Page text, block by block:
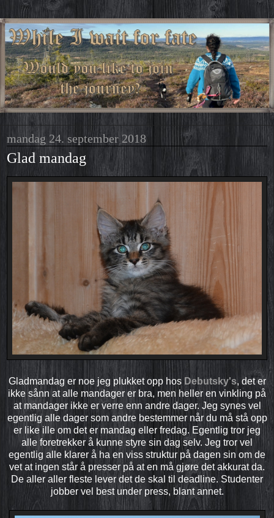
mandag 24. september 2018
Glad mandag
Gladmandag er noe jeg plukket opp hos Debutsky's, det er
ikke sånn at alle mandager er bra, men heller en vinkling på
at mandager ikke er verre enn andre dager. Jeg synes vel
egentlig alle dager som andre bestemmer når du må stå opp
er like ille om det er mandag eller fredag. Egentlig tror jeg
alle foretrekker å kunne styre sin dag selv. Jeg tror vel
egentlig alle klarer å ha en viss struktur på dagen sin om de
vet at ingen står å presser på at en må gjøre det akkurat da.
De aller aller fleste lever det de skal til deadline. Studenter
jobber vel best under press, blant annet.